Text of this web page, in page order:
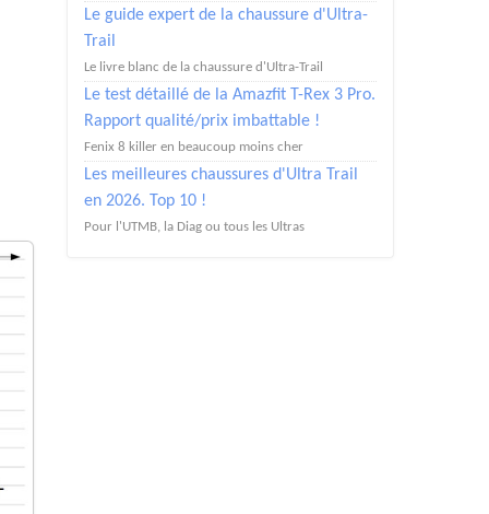
Le guide expert de la chaussure d'Ultra-
Trail
Le livre blanc de la chaussure d'Ultra-Trail
Le test détaillé de la Amazfit T-Rex 3 Pro.
Rapport qualité/prix imbattable !
Fenix 8 killer en beaucoup moins cher
Les meilleures chaussures d'Ultra Trail
en 2026. Top 10 !
Pour l'UTMB, la Diag ou tous les Ultras